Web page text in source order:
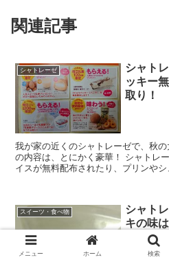
関連記事
シャトレーゼ
シャト
ッキー
取り！
我が家の近くのシャトレーゼで、秋
の内容は、とにかく豪華！ シャトレ
イスが無料配布されたり、プリンや
スイーツ・食べ物
シャト
キの味
メニュー ホーム 検索